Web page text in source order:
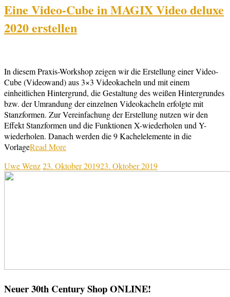
Eine Video-Cube in MAGIX Video deluxe
2020 erstellen
In diesem Praxis-Workshop zeigen wir die Erstellung einer Video-
Cube (Videowand) aus 3×3 Videokacheln und mit einem
einheitlichen Hintergrund, die Gestaltung des weißen Hintergrundes
bzw. der Umrandung der einzelnen Videokacheln erfolgte mit
Stanzformen. Zur Vereinfachung der Erstellung nutzen wir den
Effekt Stanzformen und die Funktionen X-wiederholen und Y-
wiederholen. Danach werden die 9 Kachelelemente in die
VorlageRead More
Uwe Wenz23. Oktober 201923. Oktober 2019
Neuer 30th Century Shop ONLINE!